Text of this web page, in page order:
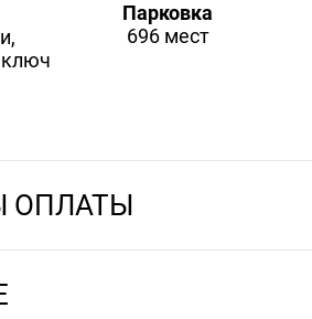
ключ
Парковка
696 мест
ОПЛАТЫ